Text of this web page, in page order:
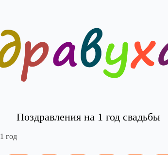
Поздравления на 1 год свадьбы
1 год